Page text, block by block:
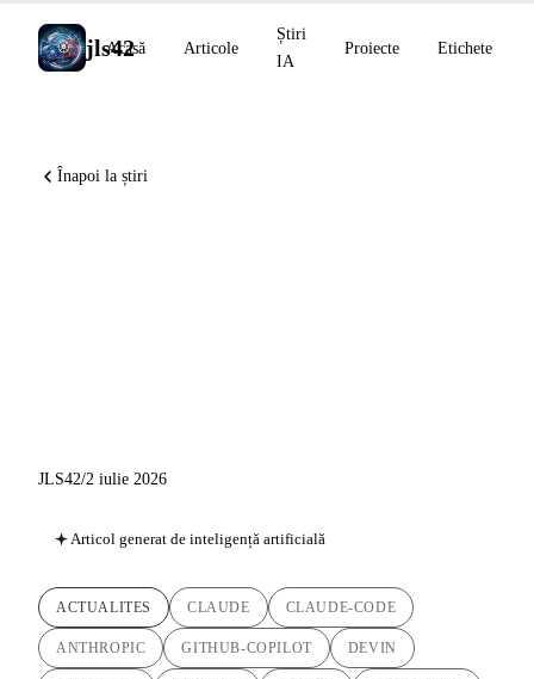
jls42
Acasă Articole
Știri
IA
Proiecte Etichete
Înapoi la știri
JLS42/2 iulie 2026
Articol generat de inteligență artificială
ACTUALITES CLAUDE CLAUDE-CODE
ANTHROPIC GITHUB-COPILOT DEVIN